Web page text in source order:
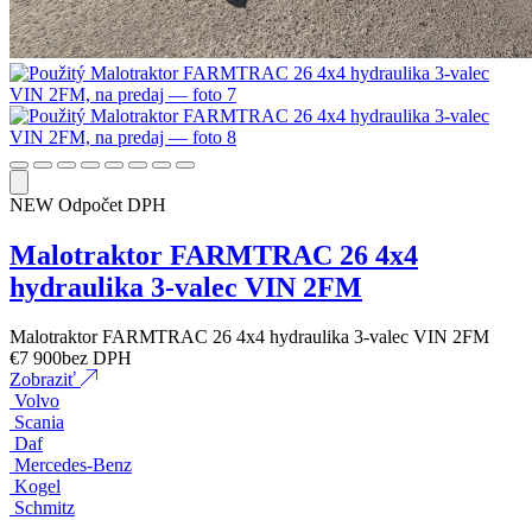
NEW Odpočet DPH
Malotraktor FARMTRAC 26 4x4
hydraulika 3-valec VIN 2FM
Malotraktor FARMTRAC 26 4x4 hydraulika 3-valec VIN 2FM
€7 900bez DPH
Zobraziť
Volvo
Scania
Daf
Mercedes-Benz
Kogel
Schmitz